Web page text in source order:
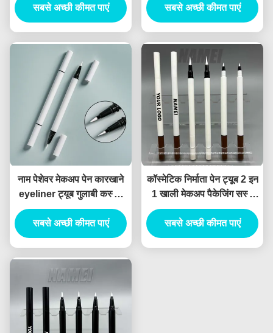
सबसे अच्छी कीमत पाएं
कैंथस मार्कर
सबसे अच्छी कीमत पाएं
नाम पेशेवर मेकअप पेन कारखाने
eyeliner ट्यूब गुलाबी कस्टम
खाली eyeliner ट्यूब रॉकिंग
मोती तरल eyeliner पैकेज
सबसे अच्छी कीमत पाएं
कॉस्मेटिक निर्माता पेन ट्यूब 2 इन
1 खाली मेकअप पैकेजिंग सस्ते
तरल Eyeliner पेंसिल ट्यूब
सबसे अच्छी कीमत पाएं